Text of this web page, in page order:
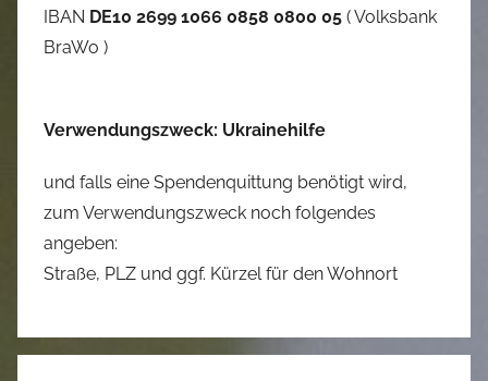
IBAN DE10 2699 1066 0858 0800 05 ( Volksbank
BraWo )
Verwendungszweck: Ukrainehilfe
und falls eine Spendenquittung benötigt wird,
zum Verwendungszweck noch folgendes
angeben:
Straße, PLZ und ggf. Kürzel für den Wohnort